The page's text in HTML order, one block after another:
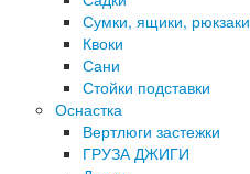
Сумки, ящики, рюкзаки
Квоки
Сани
Стойки подставки
Оснастка
Вертлюги застежки
ГРУЗА ДЖИГИ